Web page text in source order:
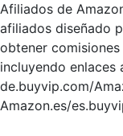
Afiliados de
afiliados diseñado
obtener
incluyendo enlaces
de.buyvip.com/
Amazon.es/